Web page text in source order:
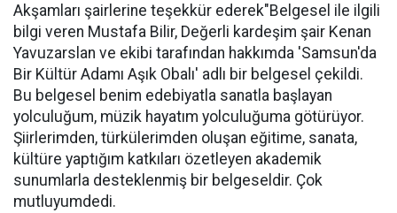
Akşamları şairlerine teşekkür ederek"Belgesel ile ilgili
bilgi veren Mustafa Bilir, Değerli kardeşim şair Kenan
Yavuzarslan ve ekibi tarafından hakkımda 'Samsun'da
Bir Kültür Adamı Aşık Obalı' adlı bir belgesel çekildi.
Bu belgesel benim edebiyatla sanatla başlayan
yolculuğum, müzik hayatım yolculuğuma götürüyor.
Şiirlerimden, türkülerimden oluşan eğitime, sanata,
kültüre yaptığım katkıları özetleyen akademik
sunumlarla desteklenmiş bir belgeseldir. Çok
mutluyumdedi.